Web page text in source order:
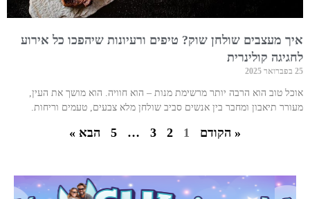
איך מעצבים שולחן שוק? טיפים ורעיונות שיהפכו כל אירוע
לחגיגה קולינרית
25 בפברואר 2025
אוכל טוב הוא הרבה יותר מרשימת מנות – הוא חוויה. הוא מושך את העין,
מעורר תיאבון ומחבר בין אנשים סביב שולחן מלא צבעים, טעמים וריחות.
« הקודם 1
2
3
…
5 הבא »